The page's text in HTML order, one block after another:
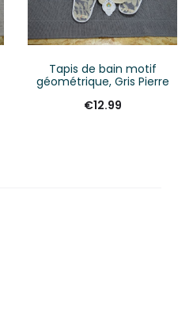
Tapis de bain motif
géométrique, Gris Pierre
€12.99